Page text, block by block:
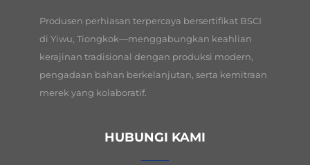
Produsen perhiasan terpercaya bersertifikat BSCI
di Yiwu, Tiongkok—menggabungkan keahlian
kerajinan tradisional dengan produksi modern,
pengadaan bahan berkelanjutan, serta kemitraan
merek yang kolaboratif.
HUBUNGI KAMI